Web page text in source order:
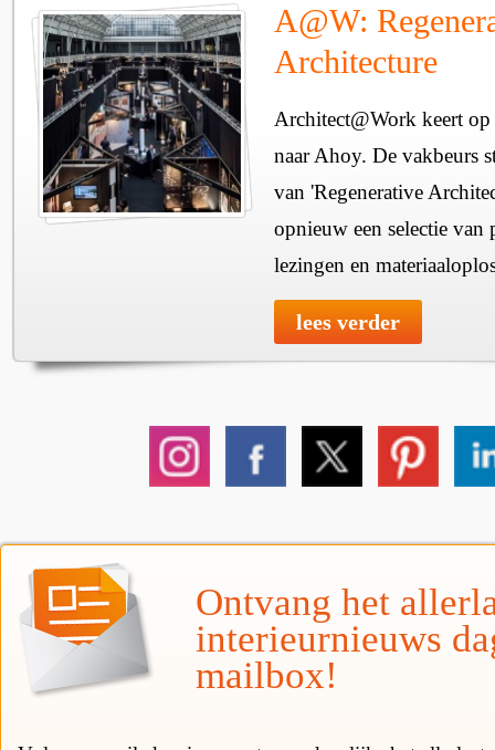
A@W:
Architecture
Architect@Work keert
naar Ahoy. De vakbeurs
van 'Regenerative
opnieuw een selectie van
lezingen en
lees verder
Ontvang het
interieurnieuws
mailbox!